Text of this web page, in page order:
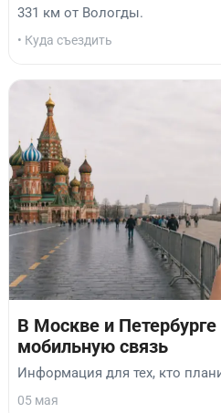
331 км от Вологды.
• Куда съездить
В Москве и
мобильную связь
Информация для тех, кто
05 мая